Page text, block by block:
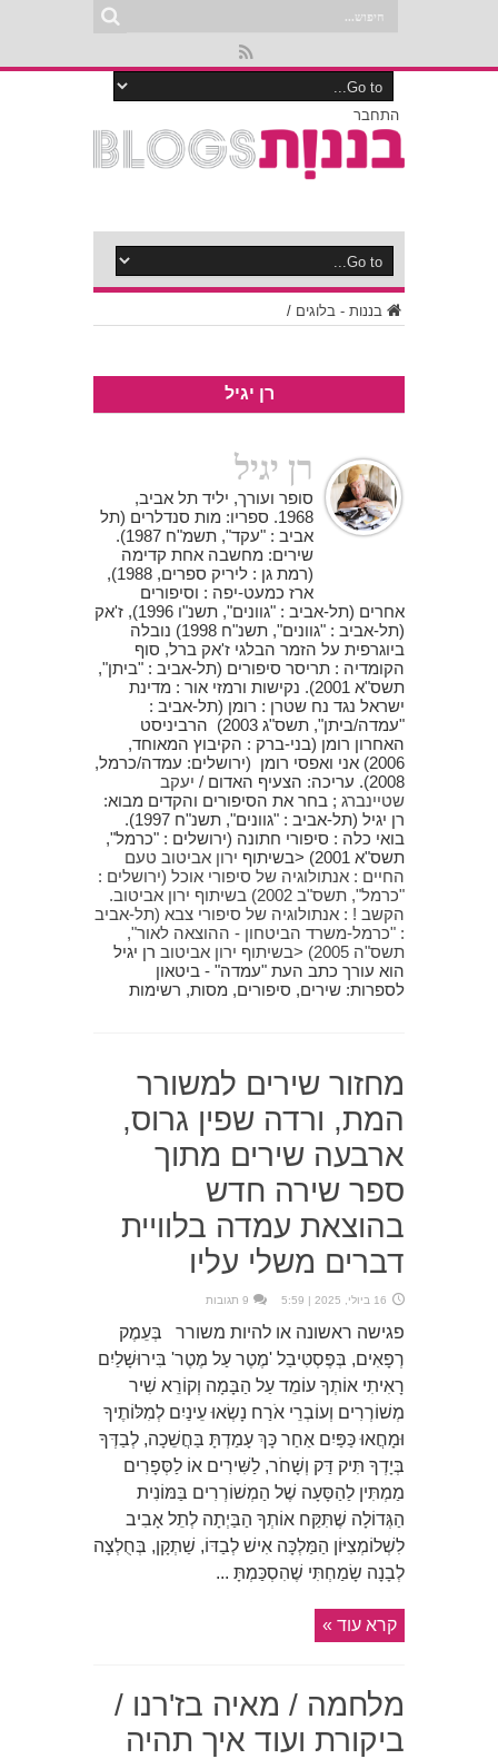
התחבר
בננות - בלוגים /
רן יגיל
רן יגיל
סופר ועורך, יליד תל אביב,
1968. ספריו: מות סנדלרים (תל
אביב : "עקד", תשמ"ח 1987).
שירים: מחשבה אחת קדימה
(רמת גן : ליריק ספרים, 1988),
ארז כמעט-יפה : וסיפורים
אחרים (תל-אביב : "גוונים", תשנ"ו 1996), ז'אק
(תל-אביב : "גוונים", תשנ"ח 1998) נובלה
ביוגרפית על הזמר הבלגי ז'אק ברל, סוף
הקומדיה : תריסר סיפורים (תל-אביב : "ביתן",
תשס"א 2001). נקישות ורמזי אור : מדינת
ישראל נגד נח שטרן : רומן (תל-אביב :
"עמדה/ביתן", תשס"ג 2003) הרביניסט
האחרון רומן (בני-ברק : הקיבוץ המאוחד,
2006) אני ואפסי רומן (ירושלים: עמדה/כרמל,
2008). עריכה: הצעיף האדום /
יעקב
שטיינברג ; בחר את הסיפורים והקדים מבוא:
רן יגיל (תל-אביב : "גוונים", תשנ"ח 1997).
בואי כלה : סיפורי חתונה (ירושלים : "כרמל",
תשס"א 2001) <בשיתוף
ירון אביטוב טעם
החיים : אנתולוגיה של סיפורי אוכל (ירושלים :
"כרמל", תשס"ב 2002) בשיתוף
ירון אביטוב.
הקשב ! : אנתולוגיה של סיפורי צבא (תל-אביב
: "כרמל-משרד הביטחון - ההוצאה לאור",
תשס"ה 2005) <בשיתוף
ירון אביטוב רן יגיל
הוא עורך כתב העת "עמדה" - ביטאון
לספרות: שירים, סיפורים, מסות, רשימות
מחזור שירים למשורר
המת, ורדה שפין גרוס,
ארבעה שירים מתוך
ספר שירה חדש
בהוצאת עמדה בלוויית
דברים משלי עליו
16 ביולי, 2025 | 5:59 9 תגובות
פגישה ראשונה או להיות משורר בְּעֵמֶק
רְפָאִים, בְּפֶסְטִיבַל 'מֶטֶר עַל מֶטֶר' בִּירוּשָׁלַיִם
רָאִיתִי אוֹתְךָ עוֹמֵד עַל הַבָּמָה וְקוֹרֵא שִׁיר
מְשׁוֹרְרִים וְעוֹבְרֵי אֹרַח נָשְׂאוּ עֵינַיִם לְמִלּוֹתֶיךָ
וּמָחֲאוּ כַּפַּיִם אַחַר כָּךְ עָמַדְתָּ בַּחֲשֵׁכָה, לְבַדְּךָ
בְּיָדְךָ תִּיק דַּק וְשָׁחֹר, לַשִּׁירִים אוֹ לַסְּפָרִים
מַמְתִּין לַהַסָּעָה שֶׁל הַמְשׁוֹרְרִים בַּמּוֹנִית
הַגְּדוֹלָה שֶׁתִּקַּח אוֹתְךָ הַבַּיְתָה לְתֵל אָבִיב
לִשְׁלוֹמְצִיּוֹן הַמַּלְכָּה אִישׁ לְבַדּוֹ, שַׁתְקָן, בְּחֻלְצָה
לְבָנָה שָׂמַחְתִּי שֶׁהִסְכַּמְתָּ ...
קרא עוד »
מלחמה / מאיה בז'רנו /
ביקורת ועוד איך תהיה